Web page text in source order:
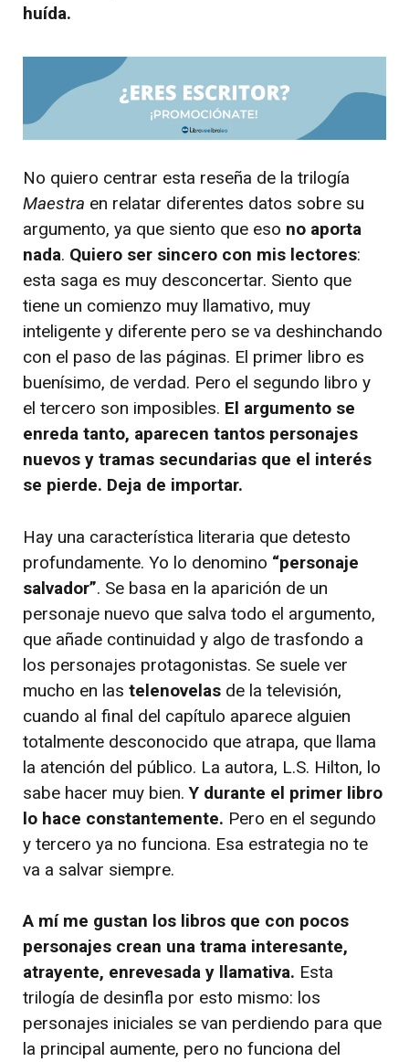
huída.
No quiero centrar esta reseña de la trilogía
Maestra en relatar diferentes datos sobre su
argumento, ya que siento que eso no aporta
nada. Quiero ser sincero con mis lectores:
esta saga es muy desconcertar. Siento que
tiene un comienzo muy llamativo, muy
inteligente y diferente pero se va deshinchando
con el paso de las páginas. El primer libro es
buenísimo, de verdad. Pero el segundo libro y
el tercero son imposibles. El argumento se
enreda tanto, aparecen tantos personajes
nuevos y tramas secundarias que el interés
se pierde. Deja de importar.
Hay una característica literaria que detesto
profundamente. Yo lo denomino “personaje
salvador”. Se basa en la aparición de un
personaje nuevo que salva todo el argumento,
que añade continuidad y algo de trasfondo a
los personajes protagonistas. Se suele ver
mucho en las telenovelas de la televisión,
cuando al final del capítulo aparece alguien
totalmente desconocido que atrapa, que llama
la atención del público. La autora, L.S. Hilton, lo
sabe hacer muy bien.Y durante el primer libro
lo hace constantemente. Pero en el segundo
y tercero ya no funciona. Esa estrategia no te
va a salvar siempre.
A mí me gustan los libros que con pocos
personajes crean una trama interesante,
atrayente, enrevesada y llamativa. Esta
trilogía de desinfla por esto mismo: los
personajes iniciales se van perdiendo para que
la principal aumente, pero no funciona del